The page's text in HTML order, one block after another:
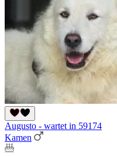
Augusto - wartet in 59174
Kamen